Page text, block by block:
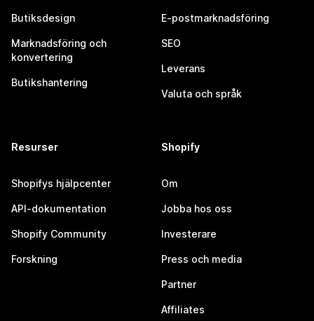
Butiksdesign
Marknadsföring och
konvertering
Butikshantering
E-postmarknadsföring
SEO
Leverans
Valuta och språk
Resurser
Shopifys hjälpcenter
API-dokumentation
Shopify Community
Forskning
Shopify
Om
Jobba hos oss
Investerare
Press och media
Partner
Affiliates